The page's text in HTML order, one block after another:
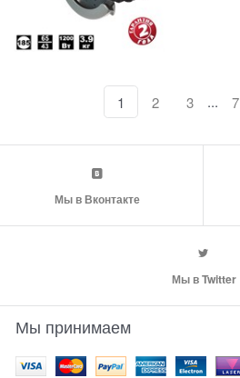
1 2 3 ... 7
Мы в Вконтакте
Мы в Twitter
Мы принимаем